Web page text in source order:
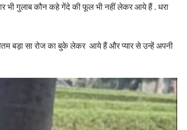
भी गुलाब कौन कहे गेंदे की फूल भी नहीं लेकर आये हैं . धरा
बड़ा सा रोज का बुके लेकर आये हैं और प्यार से उन्हें अपनी